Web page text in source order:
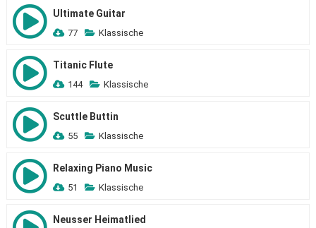
Ultimate Guitar
77 Klassische
Titanic Flute
144 Klassische
Scuttle Buttin
55 Klassische
Relaxing Piano Music
51 Klassische
Neusser Heimatlied